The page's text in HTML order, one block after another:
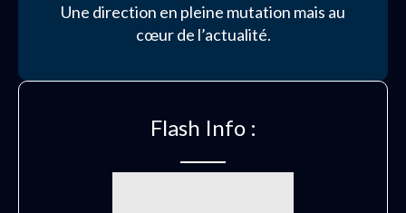
Une direction en pleine mutation mais au
cœur de l’actualité.
Flash Info :